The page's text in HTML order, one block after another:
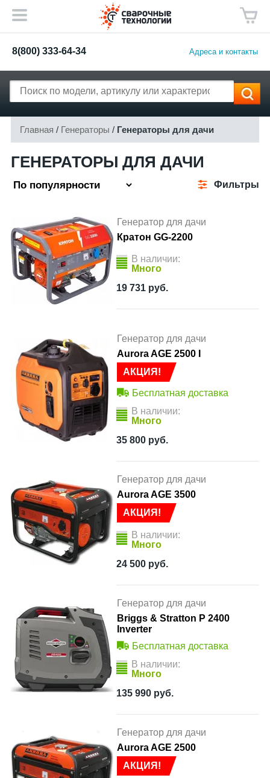
8(800) 333-64-34 Адреса и контакты
Главная / Генераторы / Генераторы для дачи
ГЕНЕРАТОРЫ ДЛЯ ДАЧИ
Фильтры
Генератор для дачи
Кратон GG-2200
В наличии:
Много
19 731 руб.
Генератор для дачи
АКЦИЯ!
Aurora AGE 2500 І
Бесплатная доставка
В наличии:
Много
35 800 руб.
Генератор для дачи
АКЦИЯ!
Aurora AGE 3500
В наличии:
Много
24 500 руб.
Генератор для дачи
Briggs & Stratton P 2400
Inverter
Бесплатная доставка
В наличии:
Много
135 990 руб.
Генератор для дачи
АКЦИЯ!
Aurora AGE 2500